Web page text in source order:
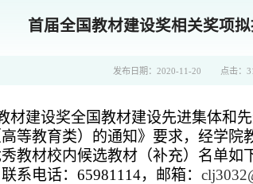
首届全国教材建设奖相关奖项
发布日期：2020-11-20 点击：
建设奖全国教材建设先进集体和
等教育类）的通知》要求，经学
教材校内候选教材（补充）名单如
系电话： 65981114，邮箱：